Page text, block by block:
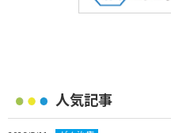
人気記事